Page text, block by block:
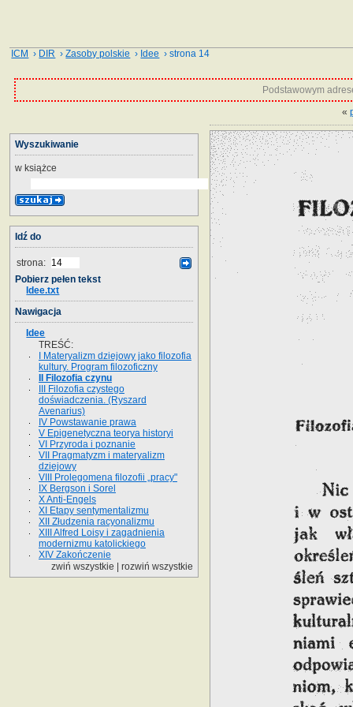
ICM › DIR ›Zasoby polskie › Idee › strona 14
Podstawowym
«
Wyszukiwanie
w książce
Idź do
strona:
Pobierz pełen tekst
Idee.txt
Nawigacja
Idee
TREŚĆ:
I Materyalizm dziejowy jako filozofia
kultury. Program filozoficzny
II Filozofia czynu
III Filozofia czystego
doświadczenia. (Ryszard
Avenarius)
IV Powstawanie prawa
V Epigenetyczna teorya historyi
VI Przyroda i poznanie
VII Pragmatyzm i materyalizm
dziejowy
VIII Prolegomena filozofii „pracy"
IX Bergson i Sorel
X Anti-Engels
XI Etapy sentymentalizmu
XII Złudzenia racyonalizmu
XIII Alfred Loisy i zagadnienia
modernizmu katolickiego
XIV Zakończenie
zwiń wszystkie
rozwiń wszystkie